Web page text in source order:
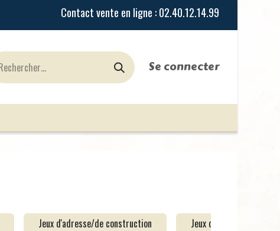
Se connecter
Jeux d'adresse/de construction Jeux de parcours